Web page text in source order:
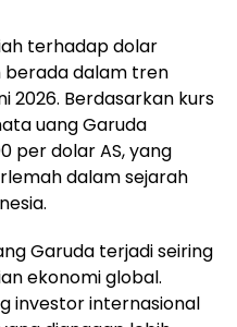
terhadap dolar
berada dalam tren
2026. Berdasarkan kurs
uang Garuda
per dolar AS, yang
dalam sejarah
Garuda terjadi seiring
ekonomi global.
investor internasional